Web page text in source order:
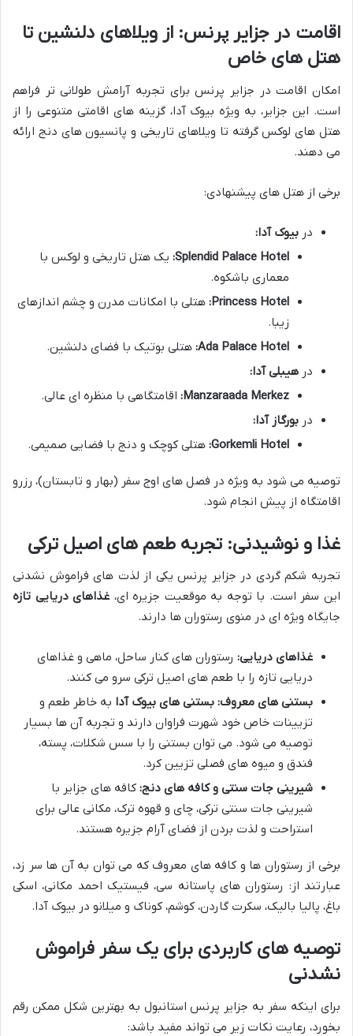
اقامت در جزایر پرنس: از ویلاهای دلنشین تا
هتل های خاص
امکان اقامت در جزایر پرنس برای تجربه آرامش طولانی تر فراهم
است. این جزایر، به ویژه بیوک آدا، گزینه های اقامتی متنوعی را از
هتل های لوکس گرفته تا ویلاهای تاریخی و پانسیون های دنج ارائه
می دهند.
برخی از هتل های پیشنهادی:
در بیوک آدا:
Splendid Palace Hotel: یک هتل تاریخی و لوکس با
معماری باشکوه.
Princess Hotel: هتلی با امکانات مدرن و چشم اندازهای
زیبا.
Ada Palace Hotel: هتلی بوتیک با فضای دلنشین.
در هیبلی آدا:
Manzaraada Merkez: اقامتگاهی با منظره ای عالی.
در بورگاز آدا:
Gorkemli Hotel: هتلی کوچک و دنج با فضایی صمیمی.
توصیه می شود به ویژه در فصل های اوج سفر (بهار و تابستان)، رزرو
اقامتگاه از پیش انجام شود.
غذا و نوشیدنی: تجربه طعم های اصیل ترکی
تجربه شکم گردی در جزایر پرنس یکی از لذت های فراموش نشدنی
این سفر است. با توجه به موقعیت جزیره ای، غذاهای دریایی تازه
جایگاه ویژه ای در منوی رستوران ها دارند.
غذاهای دریایی: رستوران های کنار ساحل، ماهی و غذاهای
دریایی تازه را با طعم های اصیل ترکی سرو می کنند.
بستنی های معروف: بستنی های بیوک آدا به خاطر طعم و
تزیینات خاص خود شهرت فراوان دارند و تجربه آن ها بسیار
توصیه می شود. می توان بستنی را با سس شکلات، پسته،
فندق و میوه های فصلی تزیین کرد.
شیرینی جات سنتی و کافه های دنج: کافه های جزایر با
شیرینی جات سنتی ترکی، چای و قهوه ترک، مکانی عالی برای
استراحت و لذت بردن از فضای آرام جزیره هستند.
برخی از رستوران ها و کافه های معروف که می توان به آن ها سر زد،
عبارتند از: رستوران های پاستانه سی، فیستیک احمد مکانی، اسکی
باغ، پالیا بالیک، سکرت گاردن، کوشم، کوناک و میلانو در بیوک آدا.
توصیه های کاربردی برای یک سفر فراموش
نشدنی
برای اینکه سفر به جزایر پرنس استانبول به بهترین شکل ممکن رقم
بخورد، رعایت نکات زیر می تواند مفید باشد: